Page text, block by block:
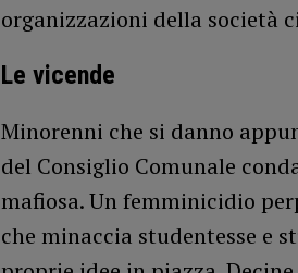
organizzazioni della società
Le vicende
Minorenni che si danno
del Consiglio Comunale
mafiosa. Un femminicidio
che minaccia studentesse e